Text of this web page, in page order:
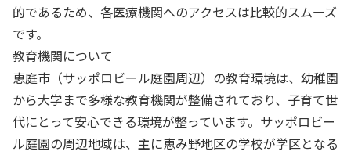
的であるため、各医療機関へのアクセスは比較的スムーズ
です。
教育機関について
恵庭市（サッポロビール庭園周辺）の教育環境は、幼稚園
から大学まで多様な教育機関が整備されており、子育て世
代にとって安心できる環境が整っています。サッポロビー
ル庭園の周辺地域は、主に恵み野地区の学校が学区となる